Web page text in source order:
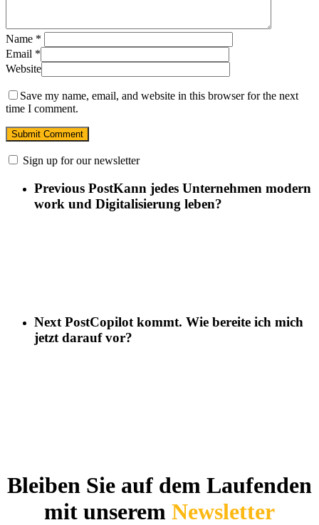
Name *
Email *
Website
Save my name, email, and website in this browser for the next
time I comment.
Sign up for our newsletter
Previous PostKann jedes Unternehmen modern
work und Digitalisierung leben?
Next PostCopilot kommt. Wie bereite ich mich
jetzt darauf vor?
Bleiben Sie auf dem Laufenden
mit unserem Newsletter